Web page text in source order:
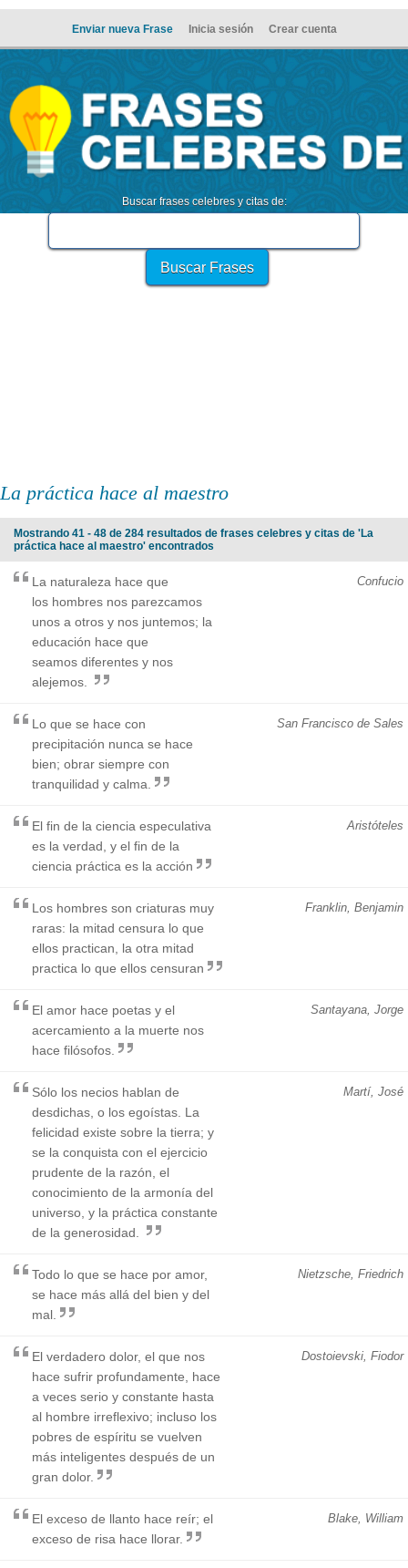
Enviar nueva Frase Inicia sesión Crear cuenta
Buscar frases celebres y citas de:
La práctica hace al maestro
Mostrando 41 - 48 de 284 resultados de frases celebres y citas de 'La
práctica hace al maestro' encontrados
Confucio
La naturaleza hace que
los hombres nos parezcamos
unos a otros y nos juntemos; la
educación hace que
seamos diferentes y nos
alejemos.
San Francisco de Sales
Lo que se hace con
precipitación nunca se hace
bien; obrar siempre con
tranquilidad y calma.
Aristóteles
El fin de la ciencia especulativa
es la verdad, y el fin de la
ciencia práctica es la acción
Franklin, Benjamin
Los hombres son criaturas muy
raras: la mitad censura lo que
ellos practican, la otra mitad
practica lo que ellos censuran
Santayana, Jorge
El amor hace poetas y el
acercamiento a la muerte nos
hace filósofos.
Martí, José
Sólo los necios hablan de
desdichas, o los egoístas. La
felicidad existe sobre la tierra; y
se la conquista con el ejercicio
prudente de la razón, el
conocimiento de la armonía del
universo, y la práctica constante
de la generosidad.
Nietzsche, Friedrich
Todo lo que se hace por amor,
se hace más allá del bien y del
mal.
Dostoievski, Fiodor
El verdadero dolor, el que nos
hace sufrir profundamente, hace
a veces serio y constante hasta
al hombre irreflexivo; incluso los
pobres de espíritu se vuelven
más inteligentes después de un
gran dolor.
Blake, William
El exceso de llanto hace reír; el
exceso de risa hace llorar.